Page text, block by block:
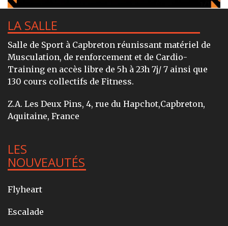
LA SALLE
Salle de Sport à Capbreton réunissant matériel de
Musculation, de renforcement et de Cardio-
Training en accès libre de 5h à 23h 7j/ 7 ainsi que
130 cours collectifs de Fitness.
Z.A. Les Deux Pins, 4, rue du Hapchot,Capbreton,
Aquitaine, France
LES
NOUVEAUTÉS
Flyheart
Escalade